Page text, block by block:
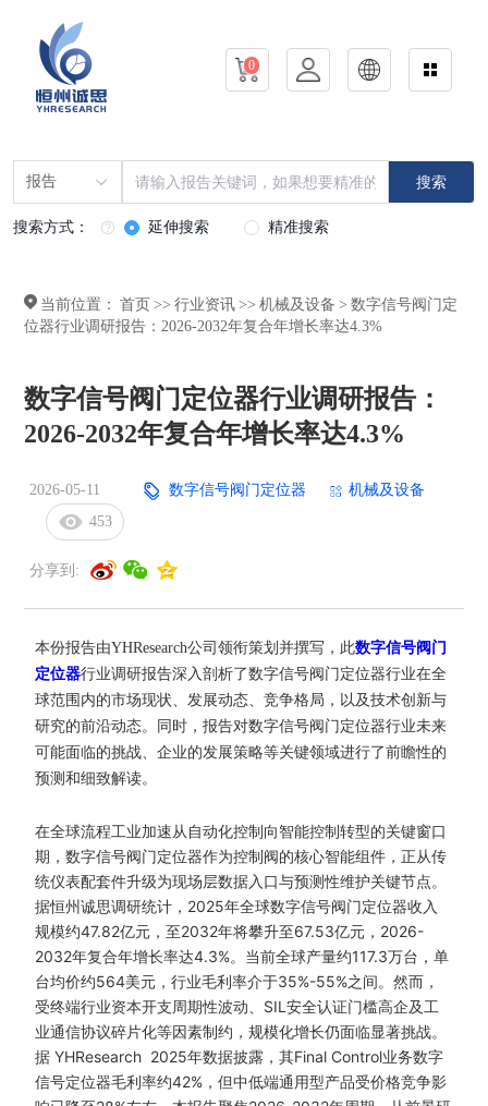
0
报告 搜索
搜索方式： 延伸搜索 精准搜索
当前位置： 首页 >> 行业资讯 >> 机械及设备 > 数字信号阀门定
位器行业调研报告：2026-2032年复合年增长率达4.3%
数字信号阀门定位器行业调研报告：
2026-2032年复合年增长率达4.3%
2026-05-11 数字信号阀门定位器
机械及设备
453
分享到:
本份报告由YHResearch公司领衔策划并撰写，此数字信号阀门
定位器行业调研报告深入剖析了数字信号阀门定位器行业在全
球范围内的市场现状、发展动态、竞争格局，以及技术创新与
研究的前沿动态。同时，报告对数字信号阀门定位器行业未来
可能面临的挑战、企业的发展策略等关键领域进行了前瞻性的
预测和细致解读。
在全球流程工业加速从自动化控制向智能控制转型的关键窗口
期，数字信号阀门定位器作为控制阀的核心智能组件，正从传
统仪表配套件升级为现场层数据入口与预测性维护关键节点。
据恒州诚思调研统计，2025年全球数字信号阀门定位器收入
规模约47.82亿元，至2032年将攀升至67.53亿元，2026-
2032年复合年增长率达4.3%。当前全球产量约117.3万台，单
台均价约564美元，行业毛利率介于35%-55%之间。然而，
受终端行业资本开支周期性波动、SIL安全认证门槛高企及工
业通信协议碎片化等因素制约，规模化增长仍面临显著挑战。
据YHResearch 2025年数据披露，其Final Control业务数字
信号定位器毛利率约42%，但中低端通用型产品受价格竞争影